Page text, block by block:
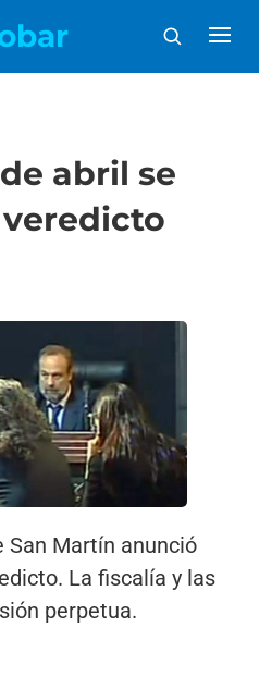
abril se
San Martín anunció
La fiscalía y las
perpetua.